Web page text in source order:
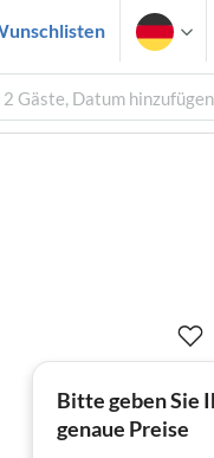
2 Gäste, Datum hinzufügen
Bitte geben Sie
genaue Preise